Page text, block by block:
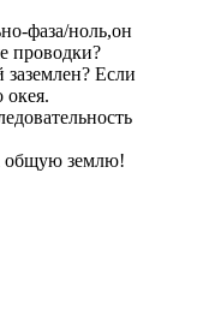
фаза/ноль,он
проводки?
Если
окея.
общую землю!